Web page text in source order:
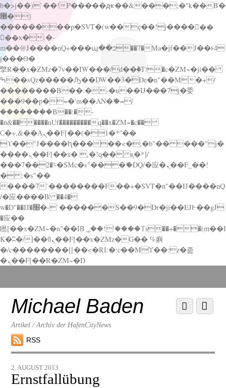
b�>j��)΄��!P�����ԫ��&���;�"k��B�
޶�}
��������p�SVT�(w��ę��!j������
��x�;�-
m��@J����nQ+���պ��כ��7�Ma�jf��J��ͱ4
j���Ѳ�
撆R��x�ZMz�7v��IW���/d��ٞ�Тז�c�ZM~�ji��
ߒ��sQz�����Ԡ��DW��3�De�n"��M�+/
��������B��:�-�u��IJ���7j�委
���9��p�=�'m��AN�ޭ�=/
��������B��:�-
�n&������nUf���������q��x�ZM~�c��
Ϲ�+,&��Ὰܢ��F[��(�1�*"��
ϒ��"J����ԧ�����<�;�b"�� ���"j�
����ܢ��F[��x� ,�!q�� қ�*]/
���؝�2��7�SMc�s"���ޭ�DQ/�应�ܢ��F_��!
� :�s"��
����7`��������F��+�SVT�n"��IJ����nQ
/�应����B ��4�
w�D"��IJ�׭�-`������S��9�Dr�ji��EJ߅��gJ
�应��
矁[��x�ZM~�n"��IB؃��!'����Тѕ��+��(m��I
K�ʭ�/|��ϐܢ��F[��x�ZMz�G�� %嬩
�/c��������[[��<�RI:�:c��MΎ��:z�졾
�ܢ��F[��R�ZM~�D
down
contentMichael Baden
Artikel / Archiv der HafenCityNews
RSS
Menu
Scroll
down
2. AUGUST 2013
Ernstfallübung